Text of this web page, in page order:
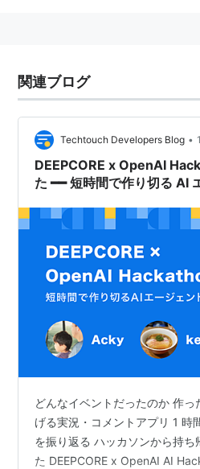
関連ブログ
Techtouch Developers Blog •
DEEPCORE x OpenAI
た ━━ 短時間で作り切る AI エージェント時代のハ
どんなイベントだったのか 作
げる実況・コメントアプリ 1 時
を振り返る ハッカソンから持
た DEEPCORE x OpenAI AI